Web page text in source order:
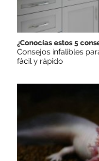
¿Conocías estos 5
Consejos infalibles
fácil y rápido